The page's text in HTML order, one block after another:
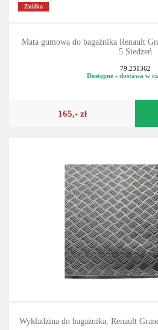
Zniżka
Mata gumowa do bagażnika Renault
5 Siedzeń
79.231362
Dostępne - dostawa w
165,- zł
Wykładzina do bagażnika, Renault